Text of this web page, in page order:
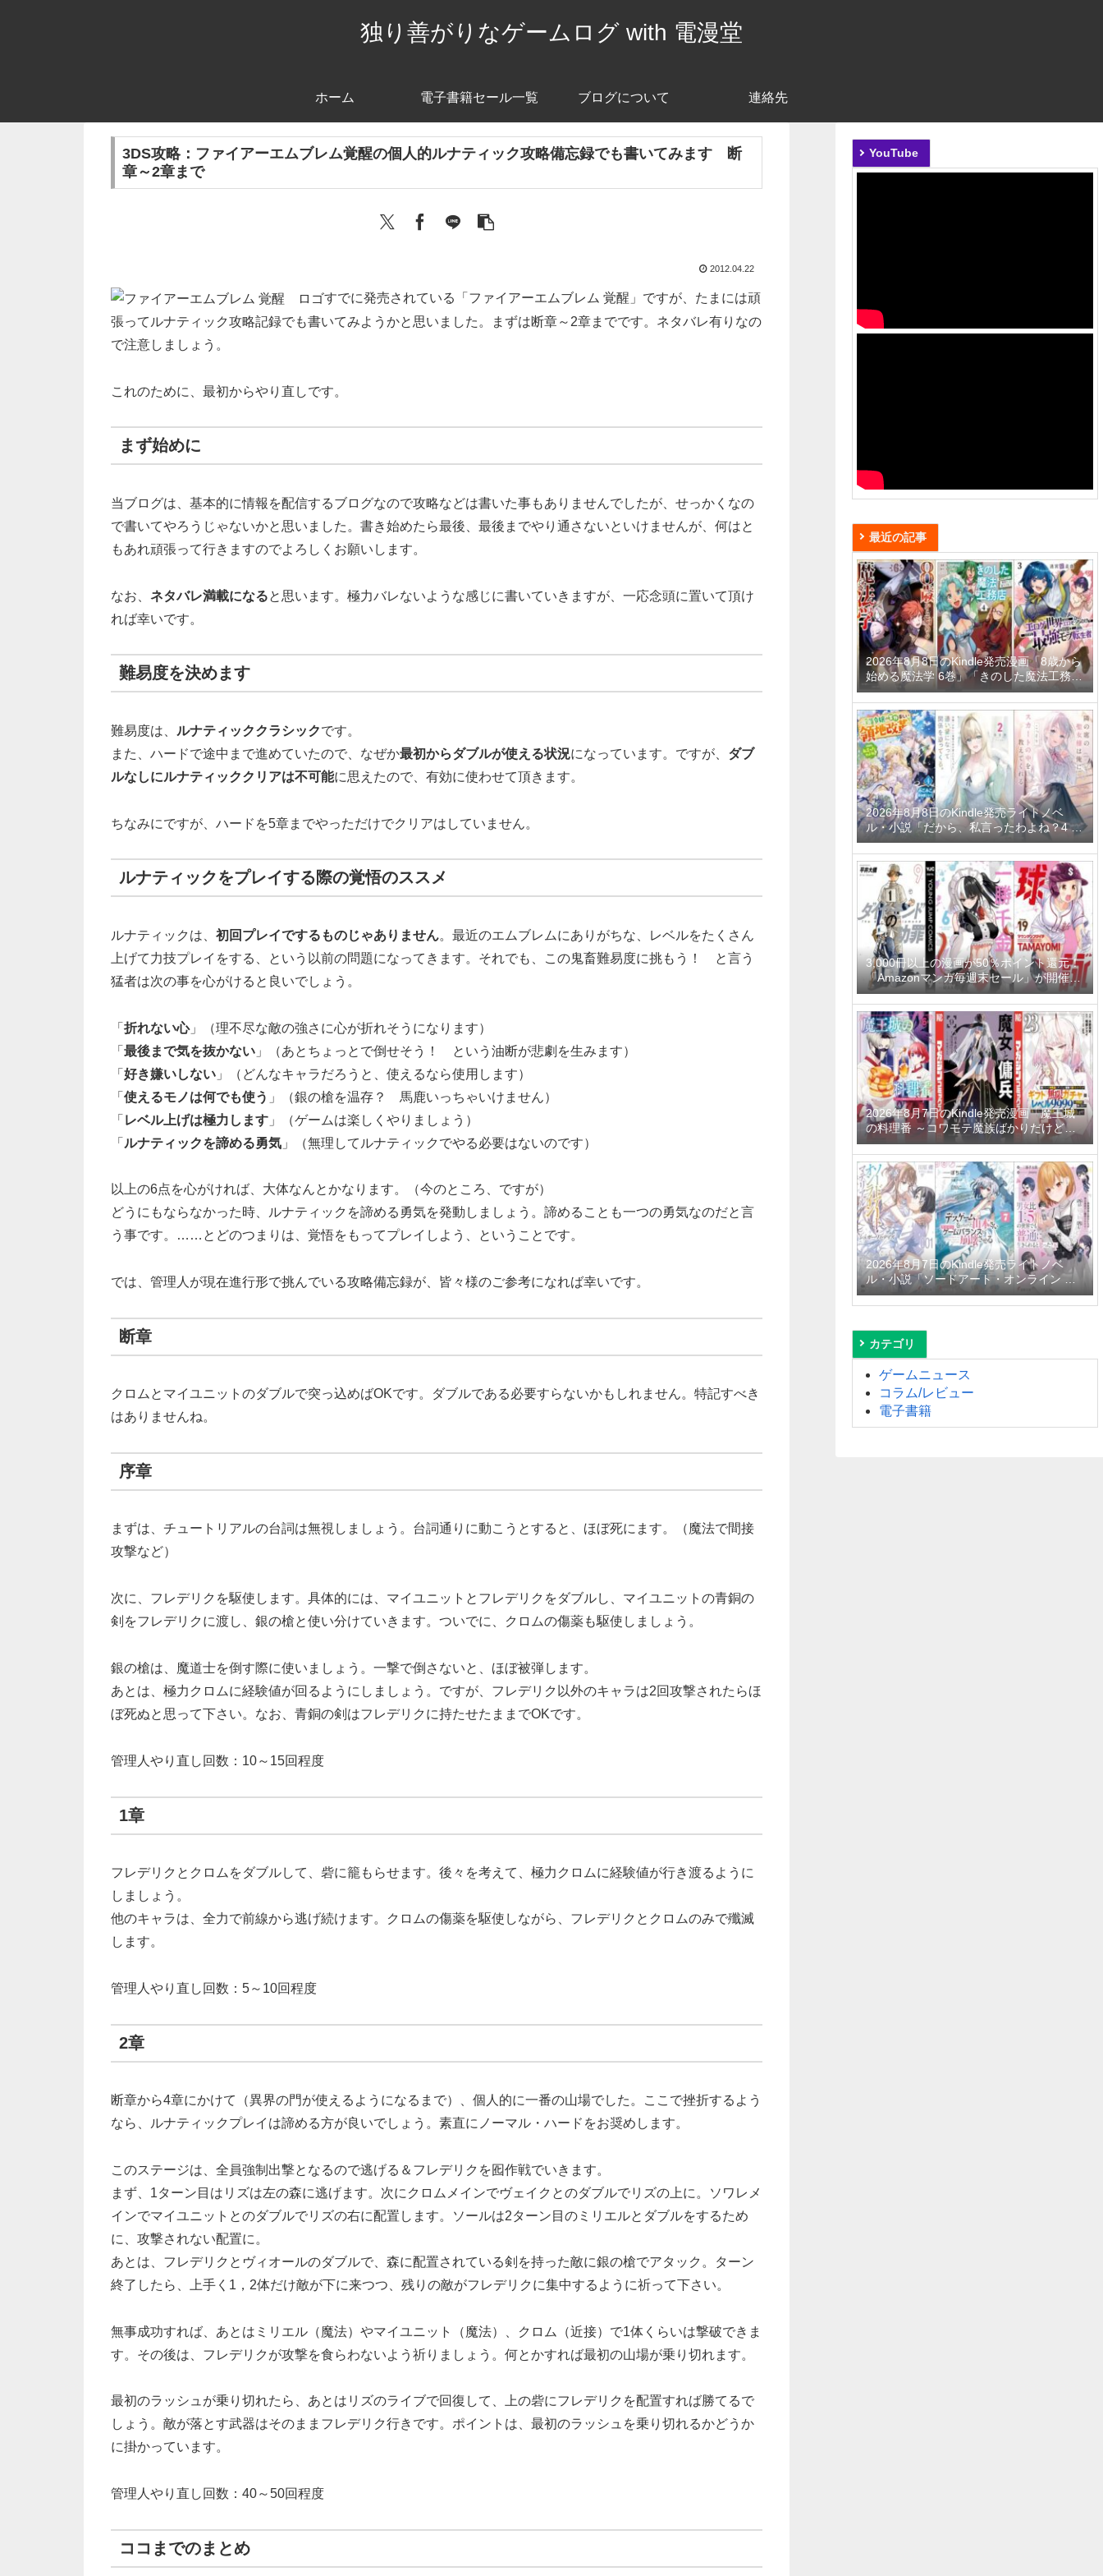
独り善がりなゲームログ with 電漫堂
ホーム 電子書籍セール一覧 ブログについて 連絡先
3DS攻略：ファイアーエムブレム覚醒の個人的ルナティック攻略備忘録でも書いてみます 断
章～2章まで
2012.04.22
すでに発売されている「ファイアーエムブレム 覚醒」ですが、たまには頑
張ってルナティック攻略記録でも書いてみようかと思いました。まずは断章～2章までです。ネタバレ有りなの
で注意しましょう。
これのために、最初からやり直しです。
まず始めに
当ブログは、基本的に情報を配信するブログなので攻略などは書いた事もありませんでしたが、せっかくなの
で書いてやろうじゃないかと思いました。書き始めたら最後、最後までやり通さないといけませんが、何はと
もあれ頑張って行きますのでよろしくお願いします。
なお、 ネタバレ満載になると思います。極力バレないような感じに書いていきますが、一応念頭に置いて頂け
れば幸いです。
難易度を決めます
難易度は、 ルナティッククラシックです。
また、ハードで途中まで進めていたので、なぜか最初からダブルが使える状況になっています。ですが、 ダブ
ルなしにルナティッククリアは不可能に思えたので、有効に使わせて頂きます。
ちなみにですが、ハードを5章までやっただけでクリアはしていません。
ルナティックをプレイする際の覚悟のススメ
ルナティックは、 初回プレイでするものじゃありません。最近のエムブレムにありがちな、レベルをたくさん
上げて力技プレイをする、という以前の問題になってきます。それでも、この鬼畜難易度に挑もう！ と言う
猛者は次の事を心がけると良いでしょう。
「 折れない心」（理不尽な敵の強さに心が折れそうになります）
「 最後まで気を抜かない 」（あとちょっとで倒せそう！ という油断が悲劇を生みます）
「 好き嫌いしない 」（どんなキャラだろうと、使えるなら使用します）
「 使えるモノは何でも使う 」（銀の槍を温存？ 馬鹿いっちゃいけません）
「 レベル上げは極力します 」（ゲームは楽しくやりましょう）
「 ルナティックを諦める勇気 」（無理してルナティックでやる必要はないのです）
以上の6点を心がければ、大体なんとかなります。（今のところ、ですが）
どうにもならなかった時、ルナティックを諦める勇気を発動しましょう。諦めることも一つの勇気なのだと言
う事です。……とどのつまりは、覚悟をもってプレイしよう、ということです。
では、管理人が現在進行形で挑んでいる攻略備忘録が、皆々様のご参考になれば幸いです。
断章
クロムとマイユニットのダブルで突っ込めばOKです。ダブルである必要すらないかもしれません。特記すべき
はありませんね。
序章
まずは、チュートリアルの台詞は無視しましょう。台詞通りに動こうとすると、ほぼ死にます。（魔法で間接
攻撃など）
次に、フレデリクを駆使します。具体的には、マイユニットとフレデリクをダブルし、マイユニットの青銅の
剣をフレデリクに渡し、銀の槍と使い分けていきます。ついでに、クロムの傷薬も駆使しましょう。
銀の槍は、魔道士を倒す際に使いましょう。一撃で倒さないと、ほぼ被弾します。
あとは、極力クロムに経験値が回るようにしましょう。ですが、フレデリク以外のキャラは2回攻撃されたらほ
ぼ死ぬと思って下さい。なお、青銅の剣はフレデリクに持たせたままでOKです。
管理人やり直し回数：10～15回程度
1章
フレデリクとクロムをダブルして、砦に籠もらせます。後々を考えて、極力クロムに経験値が行き渡るように
しましょう。
他のキャラは、全力で前線から逃げ続けます。クロムの傷薬を駆使しながら、フレデリクとクロムのみで殲滅
します。
管理人やり直し回数：5～10回程度
2章
断章から4章にかけて（異界の門が使えるようになるまで）、個人的に一番の山場でした。ここで挫折するよう
なら、ルナティックプレイは諦める方が良いでしょう。素直にノーマル・ハードをお奨めします。
このステージは、全員強制出撃となるので逃げる＆フレデリクを囮作戦でいきます。
まず、1ターン目はリズは左の森に逃げます。次にクロムメインでヴェイクとのダブルでリズの上に。ソワレメ
インでマイユニットとのダブルでリズの右に配置します。ソールは2ターン目のミリエルとダブルをするため
に、攻撃されない配置に。
あとは、フレデリクとヴィオールのダブルで、森に配置されている剣を持った敵に銀の槍でアタック。ターン
終了したら、上手く1，2体だけ敵が下に来つつ、残りの敵がフレデリクに集中するように祈って下さい。
無事成功すれば、あとはミリエル（魔法）やマイユニット（魔法）、クロム（近接）で1体くらいは撃破できま
す。その後は、フレデリクが攻撃を食らわないよう祈りましょう。何とかすれば最初の山場が乗り切れます。
最初のラッシュが乗り切れたら、あとはリズのライブで回復して、上の砦にフレデリクを配置すれば勝てるで
しょう。敵が落とす武器はそのままフレデリク行きです。ポイントは、最初のラッシュを乗り切れるかどうか
に掛かっています。
管理人やり直し回数：40～50回程度
ココまでのまとめ
YouTube
最近の記事
2026年8月8日のKindle発売漫画「8歳から
始める魔法学 6巻」「きのした魔法工務店
異世界工法で最強の家づくりを 4巻」「迷
宮狂走曲 3 ～エロゲ世界なのにエロそっ
ちのけでひたすら最強を目指すモブ転生者
～」など
2026年8月8日のKindle発売ライトノベ
ル・小説「だから、私言ったわよね？4 ～
没落令嬢の案外楽しい領地改革～」「学園
一かわいい後輩の命の恩人になったら、通
い妻になって関係を迫ってくる。 2巻」
「隣の席の聖女様は俺にこっそりスカート
の中を教えてくれる」など
3,000冊以上の漫画が50％ポイント還元！
「Amazonマンガ毎週末セール」が開催
中、終了予定日は8月9日！
2026年8月7日のKindle発売漫画「魔王城
の料理番 ～コワモテ魔族ばかりだけど、
ホワイトな職場です～ 6巻」「魔女と傭兵
9巻」「信じていた仲間達にダンジョン奥
地で殺されかけたがギフト『無限ガチャ』
でレベル9999の仲間達を手に入れて元パ
ーティーメンバーと世界に復讐＆『ざま
ぁ！』します！ 23巻」など
2026年8月7日のKindle発売ライトノベ
ル・小説「ソードアート・オンライン マ
テリアル1 シュガーリィ・デイズ」「デス
ゲームに巻き込まれた山本さん、気ままに
比1：5の世界でも普通に生きられると思
った？6 ～激重感情な彼女たちが無自覚男
子に翻弄されたら～」など
カテゴリ
ゲームニュース
コラム/レビュー
電子書籍